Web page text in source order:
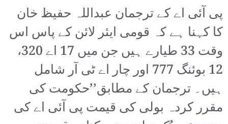
پی آئی اے کے ترجمان عبداللہ حفیظ خان
کا کہنا ہے کہ قومی ایئر لائن کے پاس اس
وقت 33 طیارے ہیں جن میں 17 اے 320،
12 بوئنگ 777 اور چار اے ٹی آر شامل
ہیں۔ ترجمان کے مطابق’’حکومت کی
مقرر کردہ بولی کی قیمت پی آئی اے کی